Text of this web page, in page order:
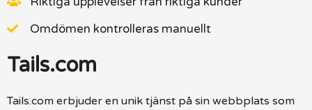
Omdömen kontrolleras manuellt
Tails.com
Tails.com erbjuder en unik tjänst på sin webbplats som